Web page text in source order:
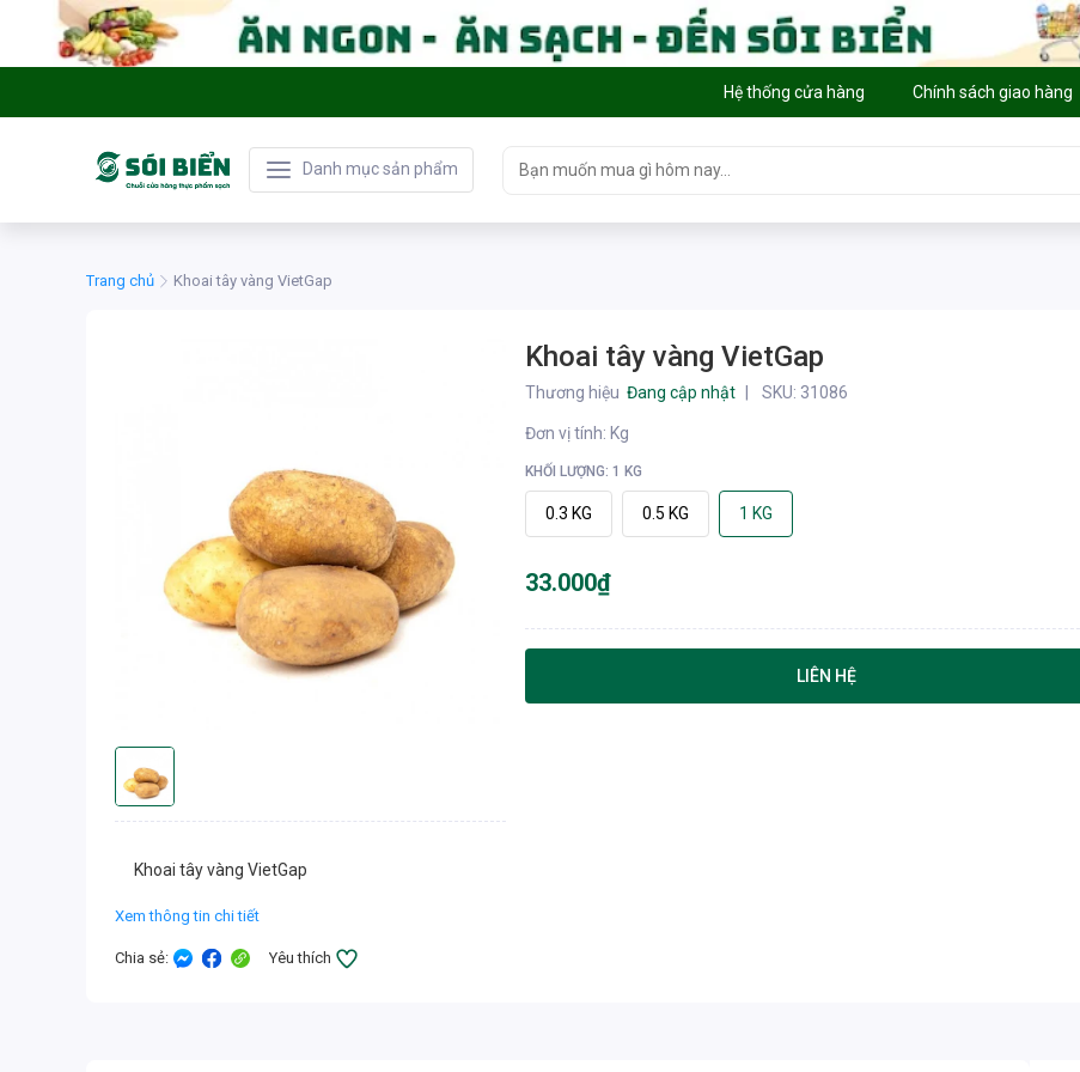
Hệ thống cửa hàng Chính sách giao hàng
Danh mục sản phẩm
Trang chủ Khoai tây vàng VietGap
Khoai tây vàng VietGap
Xem thông tin chi tiết
Chia sẻ: Yêu thích
Khoai tây vàng VietGap
Thương hiệu Đang cập nhật SKU: 31086
Đơn vị tính: Kg
KHỐI LƯỢNG: 1 KG
0.3 KG 0.5 KG 1 KG
33.000₫
LIÊN HỆ